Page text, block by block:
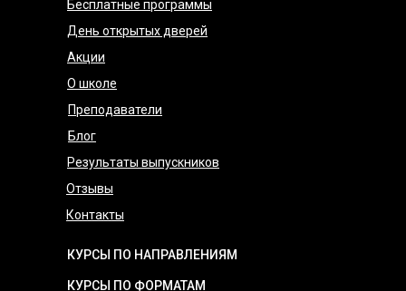
КУРСЫ ПО НАПРАВЛЕНИЯМ
КУРСЫ ПО ФОРМАТАМ
Бесплатные программы
День открытых дверей
Акции
О школе
Преподаватели
Блог
Результаты выпускников
Отзывы
Контакты